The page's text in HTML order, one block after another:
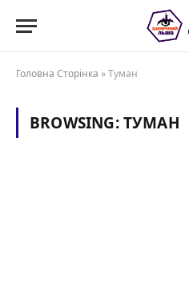
Головна Сторінка »Туман
BROWSING:ТУМАН